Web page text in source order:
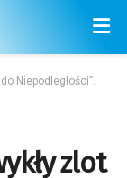
Niepodległości”.
zlot